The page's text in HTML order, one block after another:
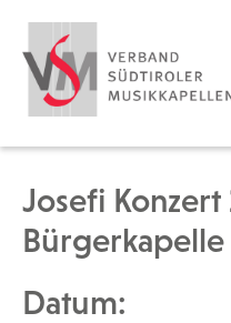
Josefi Konzert
Datum: